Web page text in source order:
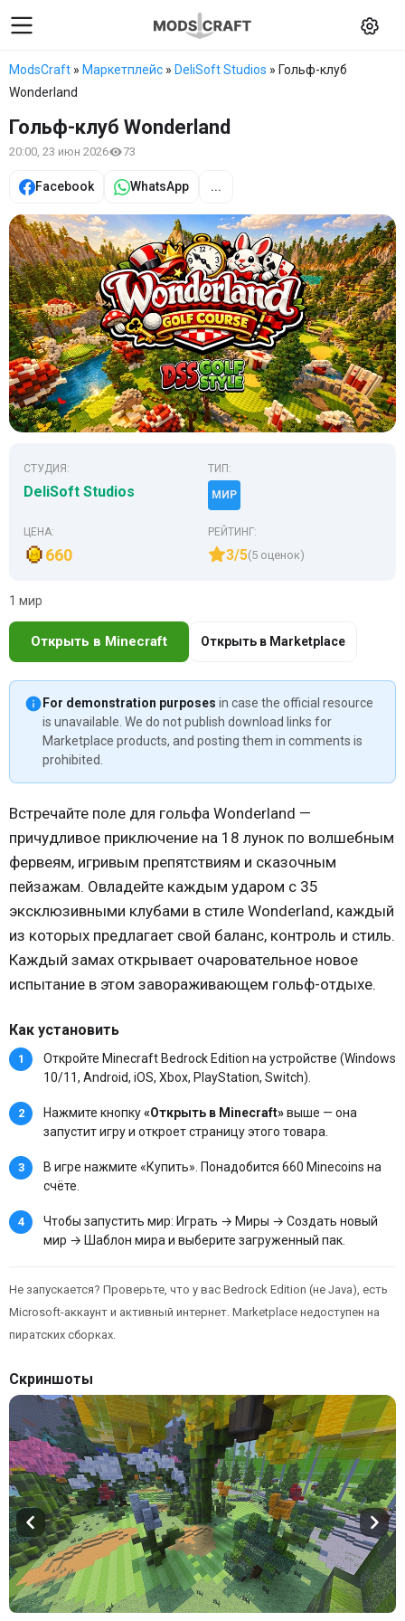
ModsCraft » Маркетплейс » DeliSoft Studios » Гольф-клуб
Wonderland
Гольф-клуб Wonderland
20:00, 23 июн 2026 73
Facebook WhatsApp ...
СТУДИЯ:
DeliSoft Studios
ТИП:
МИР
ЦЕНА:
660
РЕЙТИНГ:
3/5(5 оценок)
1 мир
Открыть в Minecraft Открыть в Marketplace
For demonstration purposes in case the official resource
is unavailable. We do not publish download links for
Marketplace products, and posting them in comments is
prohibited.
Встречайте поле для гольфа Wonderland —
причудливое приключение на 18 лунок по волшебным
фервеям, игривым препятствиям и сказочным
пейзажам. Овладейте каждым ударом с 35
эксклюзивными клубами в стиле Wonderland, каждый
из которых предлагает свой баланс, контроль и стиль.
Каждый замах открывает очаровательное новое
испытание в этом завораживающем гольф-отдыхе.
Как установить
Откройте Minecraft Bedrock Edition на устройстве (Windows
10/11, Android, iOS, Xbox, PlayStation, Switch).
Нажмите кнопку«Открыть в Minecraft»выше — она
запустит игру и откроет страницу этого товара.
В игре нажмите «Купить». Понадобится 660 Minecoins на
счёте.
Чтобы запустить мир: Играть → Миры → Создать новый
мир → Шаблон мира и выберите загруженный пак.
Не запускается? Проверьте, что у вас Bedrock Edition (не Java), есть
Microsoft-аккаунт и активный интернет. Marketplace недоступен на
пиратских сборках.
Скриншоты